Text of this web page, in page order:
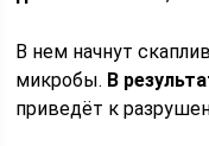
В нем начнут
микробы. В
приведёт к